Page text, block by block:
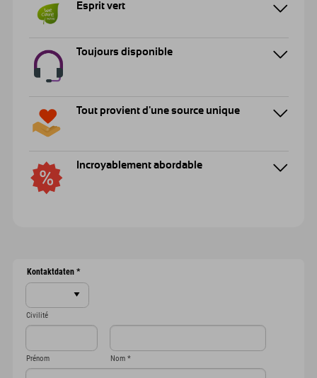
Esprit vert
Toujours disponible
Tout provient d'une source unique
Incroyablement abordable
Kontaktdaten *
Civilité
Prénom Nom *